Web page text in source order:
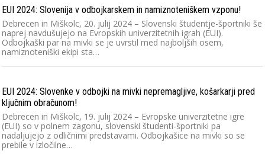
EUI 2024: Slovenija v odbojkarskem in namiznoteniškem vzponu!
Debrecen in Miškolc, 20. julij 2024 – Slovenski študentje-športniki še
naprej navdušujejo na Evropskih univerzitetnih igrah (EUI).
Odbojkaški par na mivki se je uvrstil med najboljših osem,
namiznoteniški ekipi sta…
EUI 2024: Slovenke v odbojki na mivki nepremagljive, košarkarji pred
ključnim obračunom!
Debrecen in Miškolc, 19. julij 2024 – Evropske univerzitetne igre
(EUI) so v polnem zagonu, slovenski študenti-športniki pa
nadaljujejo z odličnimi predstavami. Odbojkašice na mivki so se
prebile v izločilne…